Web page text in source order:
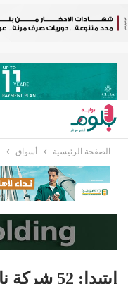
الصفحة الرئيسية أسواق